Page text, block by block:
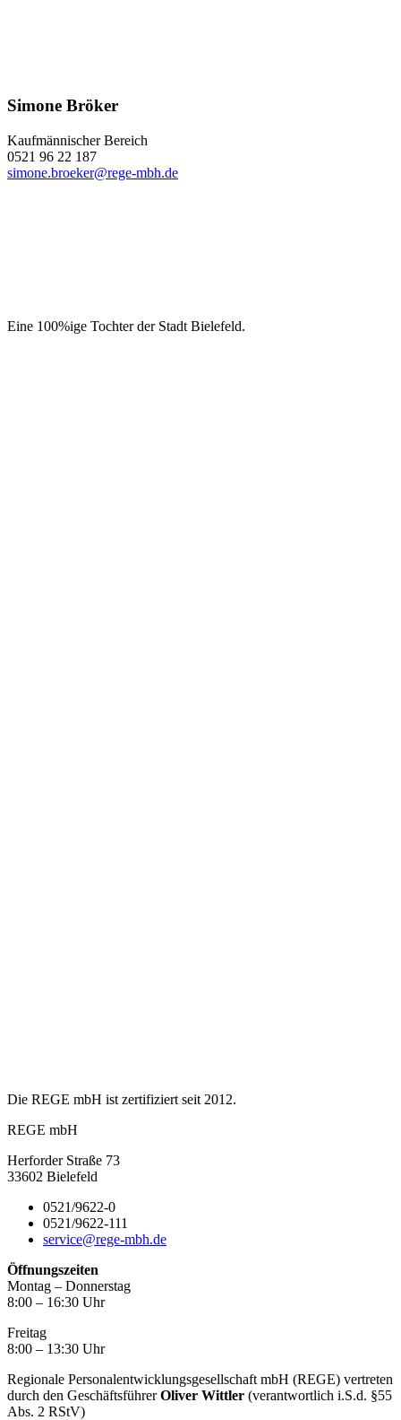
Simone Bröker
Kaufmännischer Bereich
0521 96 22 187
simone.broeker@rege-mbh.de
Eine 100%ige Tochter der Stadt Bielefeld.
Die REGE mbH ist zertifiziert seit 2012.
REGE mbH
Herforder Straße 73
33602 Bielefeld
0521/9622-0
0521/9622-111
service@rege-mbh.de
Öffnungszeiten
Montag – Donnerstag
8:00 – 16:30 Uhr
Freitag
8:00 – 13:30 Uhr
Regionale Personalentwicklungsgesellschaft mbH (REGE) vertreten
durch den GeschäftsführerOliver Wittler (verantwortlich i.S.d. §55
Abs. 2 RStV)